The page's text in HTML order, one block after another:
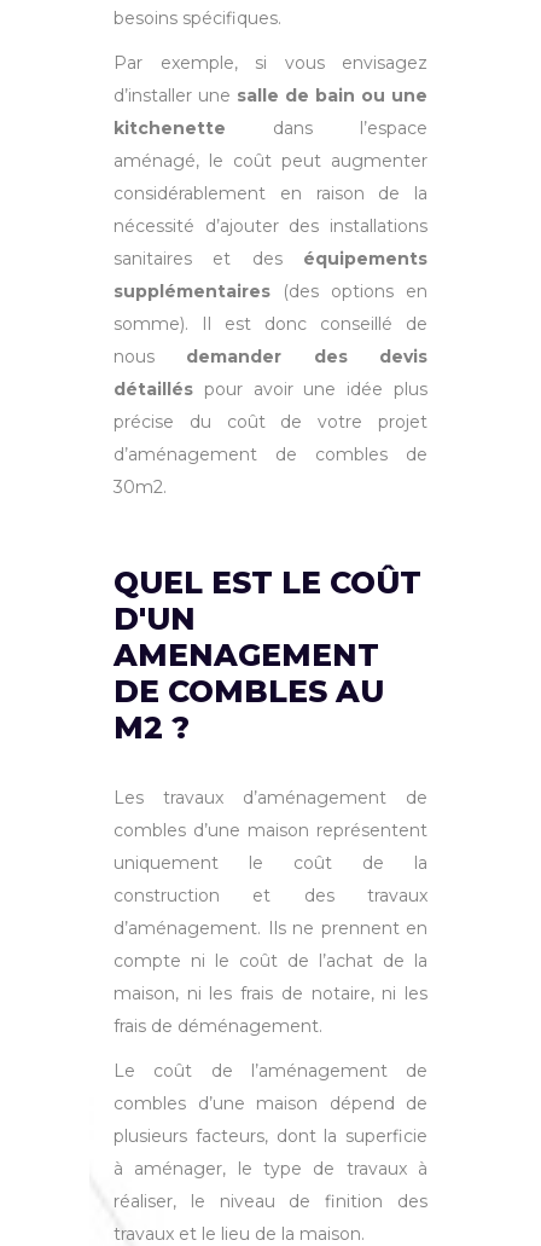
besoins spécifiques.
Par exemple, si vous envisagez
d’installer une salle de bain ou une
kitchenette dans l’espace
aménagé, le coût peut augmenter
considérablement en raison de la
nécessité d’ajouter des installations
sanitaires et des équipements
supplémentaires (des options en
somme). Il est donc conseillé de
nous demander des devis
détaillés pour avoir une idée plus
précise du coût de votre projet
d’aménagement de combles de
30m2.
QUEL EST LE COÛT
D'UN
AMENAGEMENT
DE COMBLES AU
M2 ?
Les travaux d’aménagement de
combles d’une maison représentent
uniquement le coût de la
construction et des travaux
d’aménagement. Ils ne prennent en
compte ni le coût de l’achat de la
maison, ni les frais de notaire, ni les
frais de déménagement.
Le coût de l’aménagement de
combles d’une maison dépend de
plusieurs facteurs, dont la superficie
à aménager, le type de travaux à
réaliser, le niveau de finition des
travaux et le lieu de la maison.